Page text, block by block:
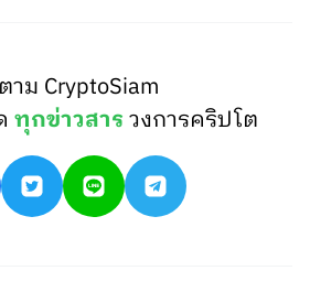
ม CryptoSiam
ทุกข่าวสารวงการคริปโต